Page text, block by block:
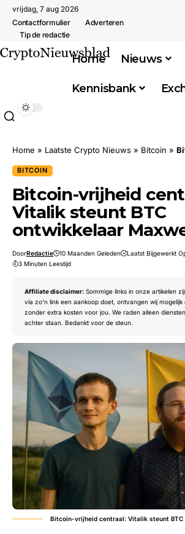
vrijdag, 7 aug 2026
Contactformulier
Adverteren
Tip de redactie
Home Nieuws
Kennisbank
Home » Laatste Crypto Nieuws » Bitcoin »
BITCOIN
Bitcoin-vrijheid
Vitalik steunt BTC
ontwikkelaar
DoorRedactie 10 Maanden Geleden
Laatst Bijgewerkt
3 Minuten Leestijd
Affiliate disclaimer: Sommige links in onze artikelen
via zo’n link een aankoop doet, ontvangen wij mogelijk
zonder extra kosten voor jou. We raden alleen
achter staan. Bedankt voor de steun.
Bitcoin-vrijheid centraal: Vitalik steunt BTC